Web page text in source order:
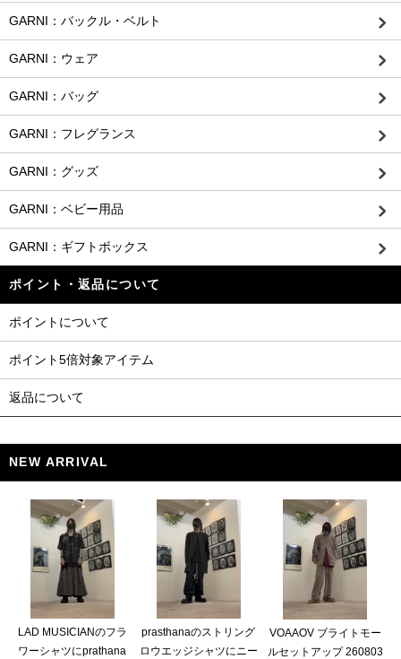
GARNI：バックル・ベルト
GARNI：ウェア
GARNI：バッグ
GARNI：フレグランス
GARNI：グッズ
GARNI：ベビー用品
GARNI：ギフトボックス
ポイント・返品について
ポイントについて
ポイント5倍対象アイテム
返品について
NEW ARRIVAL
LAD MUSICIANのフラ
ワーシャツにprathana
prasthanaのストリング
ロウエッジシャツにニー
VOAAOV ブライトモー
ルセットアップ 260803